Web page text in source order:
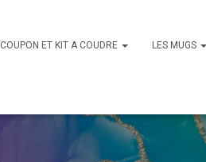
COUPON ET KIT A COUDRE LES MUGS